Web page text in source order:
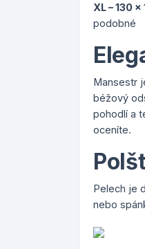
XL – 130 x
podobné
Mansestr
béžový
pohodlí a
oceníte.
Pelech je
nebo